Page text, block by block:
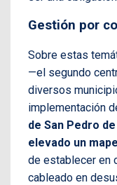
Gestión por
Sobre estas
—el segundo
diversos
implementación
de San Pedro
elevado un
de establecer en
cableado en